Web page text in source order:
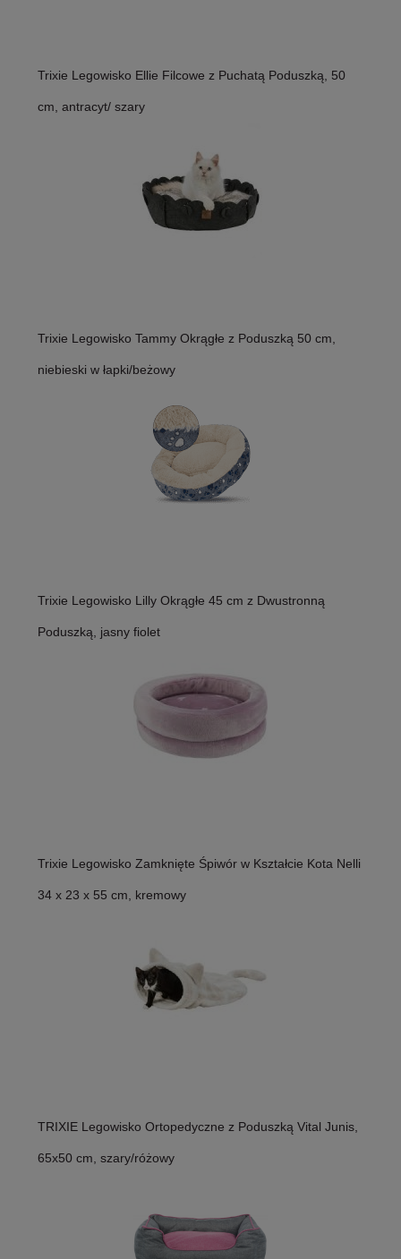
Trixie Legowisko Ellie Filcowe z Puchatą Poduszką, 50
cm, antracyt/ szary
Trixie Legowisko Tammy Okrągłe z Poduszką 50 cm,
niebieski w łapki/beżowy
Trixie Legowisko Lilly Okrągłe 45 cm z Dwustronną
Poduszką, jasny fiolet
Trixie Legowisko Zamknięte Śpiwór w Kształcie Kota Nelli
34 x 23 x 55 cm, kremowy
TRIXIE Legowisko Ortopedyczne z Poduszką Vital Junis,
65x50 cm, szary/różowy